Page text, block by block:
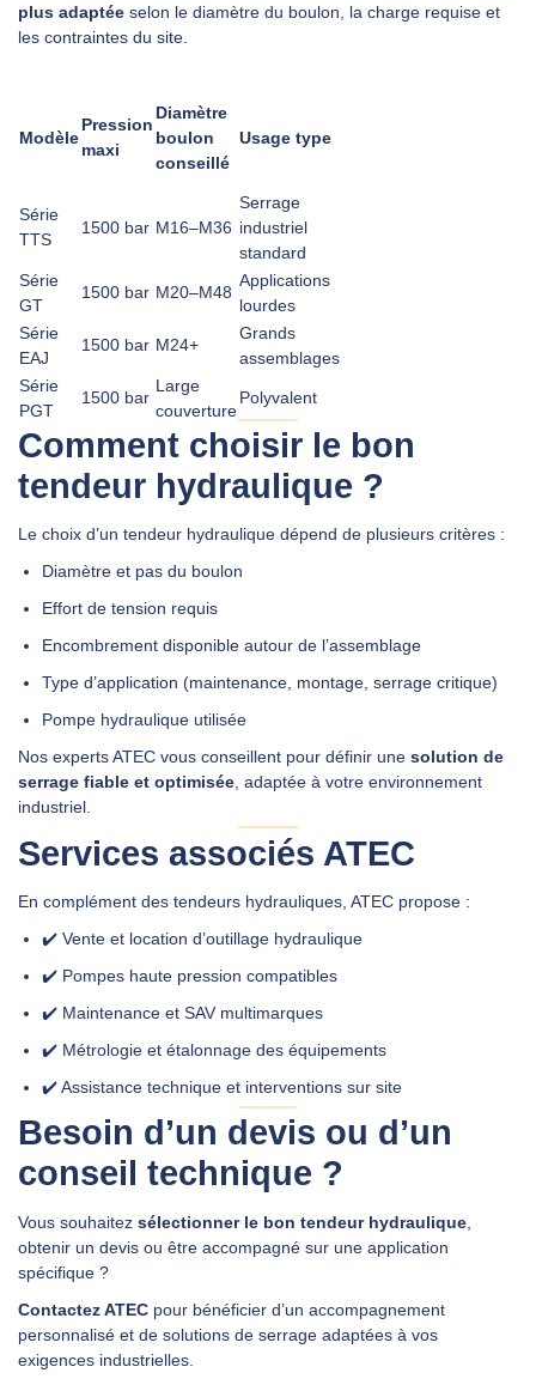
plus adaptée selon le diamètre du boulon, la charge requise et
les contraintes du site.
Modèle
Pression
maxi
Diamètre
boulon
conseillé
Usage type
Série
TTS
1500 bar M16–M36
Serrage
industriel
standard
Série
GT
1500 bar M20–M48
Applications
lourdes
Série
EAJ
1500 bar M24+
Grands
assemblages
Série
PGT
1500 bar
Large
couverture
Polyvalent
Comment choisir le bon
tendeur hydraulique ?
Le choix d’un tendeur hydraulique dépend de plusieurs critères :
Diamètre et pas du boulon
Effort de tension requis
Encombrement disponible autour de l’assemblage
Type d’application (maintenance, montage, serrage critique)
Pompe hydraulique utilisée
Nos experts ATEC vous conseillent pour définir une solution de
serrage fiable et optimisée, adaptée à votre environnement
industriel.
Services associés ATEC
En complément des tendeurs hydrauliques, ATEC propose :
✔️ Vente et location d’outillage hydraulique
✔️ Pompes haute pression compatibles
✔️ Maintenance et SAV multimarques
✔️ Métrologie et étalonnage des équipements
✔️ Assistance technique et interventions sur site
Besoin d’un devis ou d’un
conseil technique ?
Vous souhaitez sélectionner le bon tendeur hydraulique
obtenir un devis ou être accompagné sur une application
spécifique ?
Contactez ATEC pour bénéficier d’un accompagnement
personnalisé et de solutions de serrage adaptées à vos
exigences industrielles.